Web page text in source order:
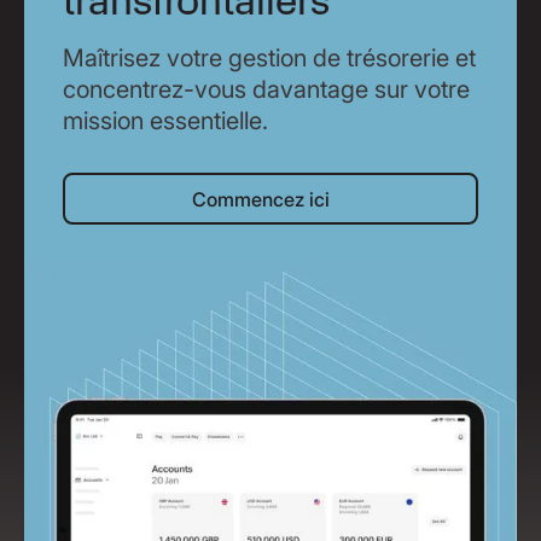
Maîtrisez votre gestion de trésorerie et
concentrez-vous davantage sur votre
mission essentielle.
Commencez ici
Commencez ici